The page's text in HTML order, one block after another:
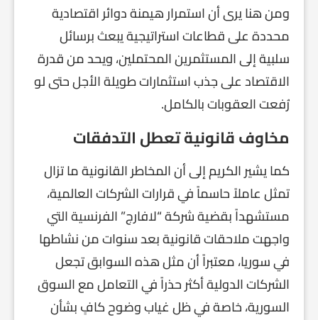
ومن هنا يرى أن استمرار هيمنة دوائر اقتصادية
محددة على قطاعات استراتيجية يبعث برسائل
سلبية إلى المستثمرين المحتملين، ويحد من قدرة
الاقتصاد على جذب استثمارات طويلة الأجل حتى لو
رُفعت العقوبات بالكامل.
مخاوف قانونية تعطل التدفقات
كما يشير الكريم إلى أن المخاطر القانونية ما تزال
تمثل عاملاً حاسماً في قرارات الشركات العالمية،
مستشهداً بقضية شركة “لافارج” الفرنسية التي
واجهت ملاحقات قانونية بعد سنوات من نشاطها
في سوريا، معتبراً أن مثل هذه السوابق تجعل
الشركات الدولية أكثر حذراً في التعامل مع السوق
السورية، خاصة في ظل غياب وضوح كافٍ بشأن